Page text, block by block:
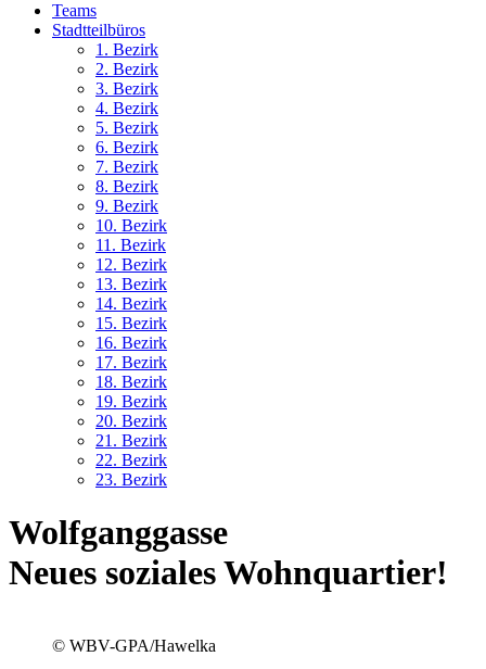
Teams
Stadtteilbüros
1. Bezirk
2. Bezirk
3. Bezirk
4. Bezirk
5. Bezirk
6. Bezirk
7. Bezirk
8. Bezirk
9. Bezirk
10. Bezirk
11. Bezirk
12. Bezirk
13. Bezirk
14. Bezirk
15. Bezirk
16. Bezirk
17. Bezirk
18. Bezirk
19. Bezirk
20. Bezirk
21. Bezirk
22. Bezirk
23. Bezirk
Wolfganggasse
Neues soziales Wohnquartier!
© WBV-GPA/Hawelka